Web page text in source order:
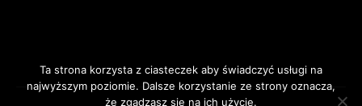
Ta strona korzysta z ciasteczek aby świadczyć usługi na
najwyższym poziomie. Dalsze korzystanie ze strony oznacza,
że zgadzasz się na ich użycie.